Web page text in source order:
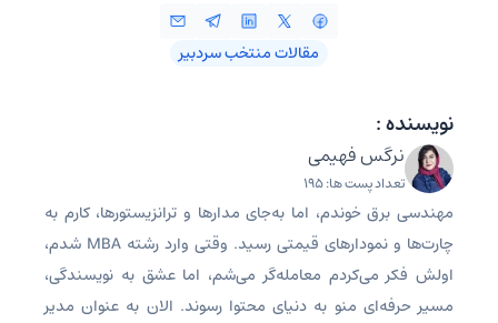
مقالات منتخب سردبیر
نویسنده :
نرگس فهیمی
تعداد پست ها: 195
مهندسی برق خوندم، اما به‌جای مدارها و ترانزیستورها، کارم به
چارت‌ها و نمودارهای قیمتی رسید. وقتی وارد رشته MBA شدم،
اولش فکر می‌کردم معامله‌گر می‌شم، اما عشق به نویسندگی،
مسیر حرفه‌ای منو به دنیای محتوا رسوند. الان به عنوان مدیر